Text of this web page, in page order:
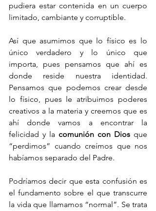
pudiera estar contenida en un cuerpo
limitado, cambiante y corruptible.
Así que asumimos que lo físico es lo
único verdadero y lo único que
importa, pues pensamos que ahí es
donde reside nuestra identidad.
Pensamos que podemos crear desde
lo físico, pues le atribuimos poderes
creativos a la materia y creemos que es
ahí donde vamos a encontrar la
felicidad y la comunión con Dios que
“perdimos” cuando creímos que nos
habíamos separado del Padre.
Podríamos decir que esta confusión es
el fundamento sobre el que transcurre
la vida que llamamos “normal”. Se trata